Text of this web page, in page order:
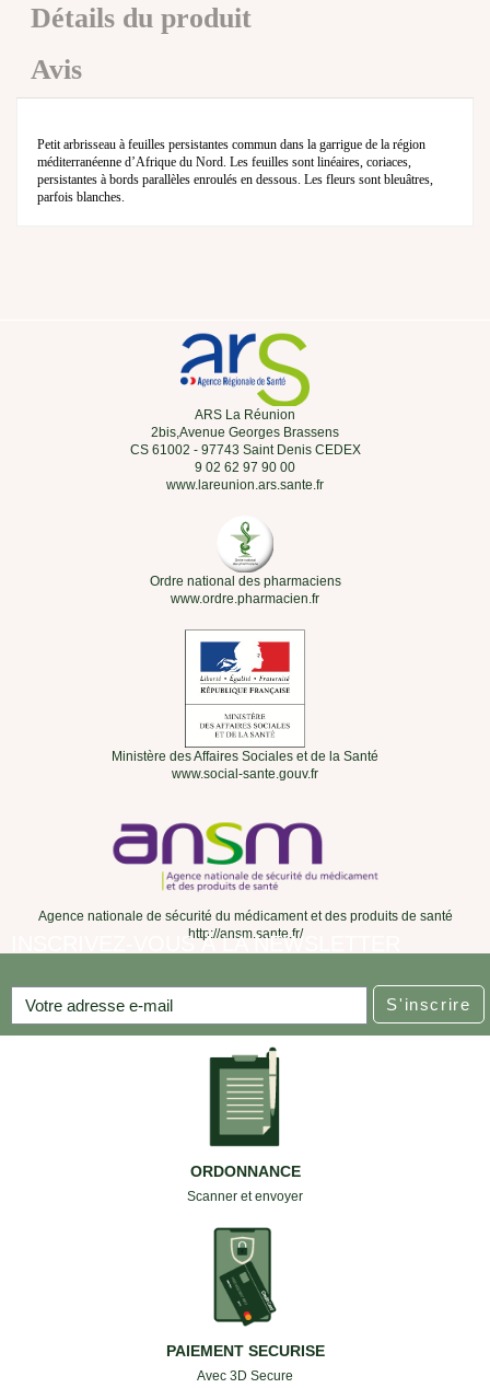
Détails du produit
Avis
Petit arbrisseau à feuilles persistantes commun dans la garrigue de la région
méditerranéenne d’Afrique du Nord. Les feuilles sont linéaires, coriaces,
persistantes à bords parallèles enroulés en dessous. Les fleurs sont bleuâtres,
parfois blanches.
ARS La Réunion
2bis,Avenue Georges Brassens
CS 61002 - 97743 Saint Denis CEDEX
9 02 62 97 90 00
www.lareunion.ars.sante.fr
Ordre national des pharmaciens
www.ordre.pharmacien.fr
Ministère des Affaires Sociales et de la Santé
www.social-sante.gouv.fr
Agence nationale de sécurité du médicament et des produits de santé
http://ansm.sante.fr/
INSCRIVEZ-VOUS À LA NEWSLETTER
S'inscrire
ORDONNANCE
Scanner et envoyer
PAIEMENT SECURISE
Avec 3D Secure